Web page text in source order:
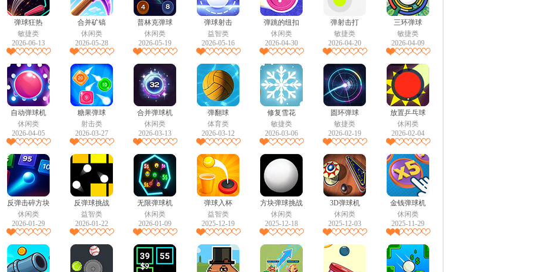
弹球狂热
敏捷类
2026-06-13
合并矿镐
休闲类
2026-05-28
普林克弹球
休闲类
2026-05-19
弹球射击
益智类
2026-05-16
弹跳的纽扣
休闲类
2026-04-30
弹射击打
敏捷类
2026-04-20
三环弹球
敏捷类
2026-04-09
自动弹球机
休闲类
2026-04-05
糖果弹球
射击类
2026-03-27
合并弹球机
休闲类
2026-03-13
弹翻球
体育类
2026-03-12
修复雪花
敏捷类
2026-03-06
圆环弹球
敏捷类
2026-02-19
放置乒乓球
休闲类
2026-02-04
反弹击碎方块
休闲类
2026-01-29
反弹球挑战
益智类
2026-01-22
无限弹球机
休闲类
2026-01-09
弹球入杯
益智类
2025-12-19
方块弹球挑战
休闲类
2025-12-18
3D弹球机
休闲类
2025-12-03
金钱弹球机
休闲类
2025-11-29